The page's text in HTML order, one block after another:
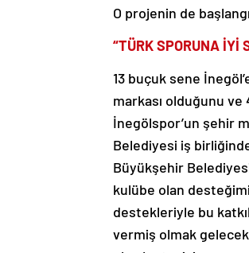
O projenin de
“TÜRK SPORUNA İYİ
13 buçuk sene
markası olduğunu
İnegölspor’un şehir
Belediyesi iş
Büyükşehir
kulübe olan
destekleriyle bu
vermiş olmak